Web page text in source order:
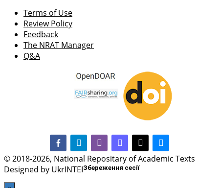
Terms of Use
Review Policy
Feedback
The NRAT Manager
Q&A
facebook-alt
telegramwhatsappmastodonthreadsbluesky
© 2018-2026, National Repositary of Academic Texts
Designed by UkrINTEIЗбереження сесії